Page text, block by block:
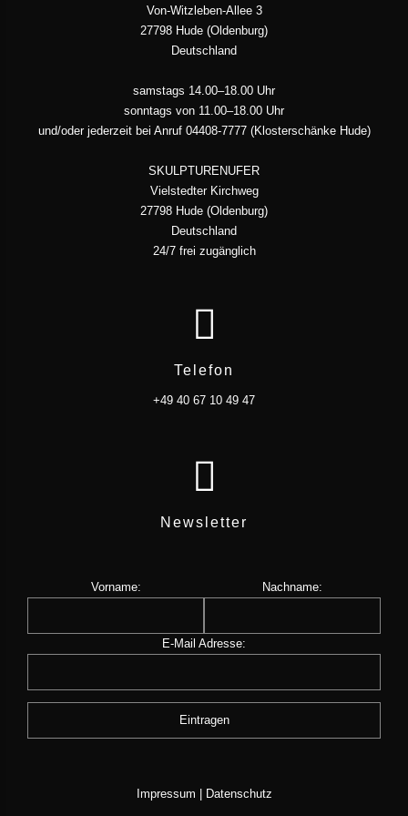
Von-Witzleben-Allee 3
27798 Hude (Oldenburg)
Deutschland
samstags 14.00–18.00 Uhr
sonntags von 11.00–18.00 Uhr
und/oder jederzeit bei Anruf 04408-7777 (Klosterschänke Hude)
SKULPTURENUFER
Vielstedter Kirchweg
27798 Hude (Oldenburg)
Deutschland
24/7 frei zugänglich
Telefon
+49 40 67 10 49 47
Newsletter
Vorname: Nachname:
E-Mail Adresse:
Impressum Datenschutz